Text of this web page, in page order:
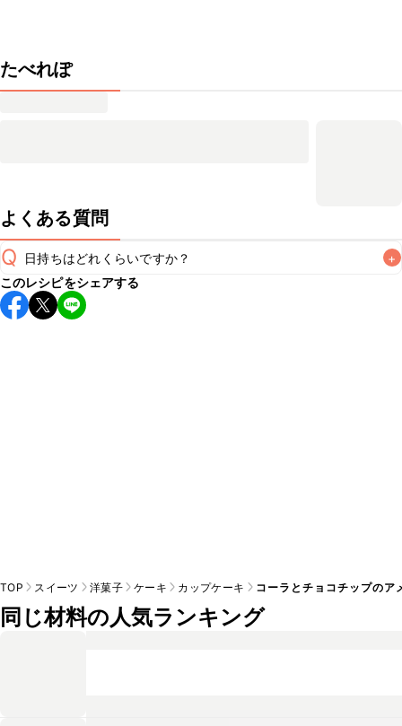
たべれぽ
よくある質問
Q 日持ちはどれくらいですか？ +
保存期間は常温で2~3日が目安です。なるべくお早めにお召
し上がりください。
このレシピをシェアする
TOP スイーツ 洋菓子 ケーキ カップケーキ コーラとチョコチップのア
同じ材料の人気ランキング